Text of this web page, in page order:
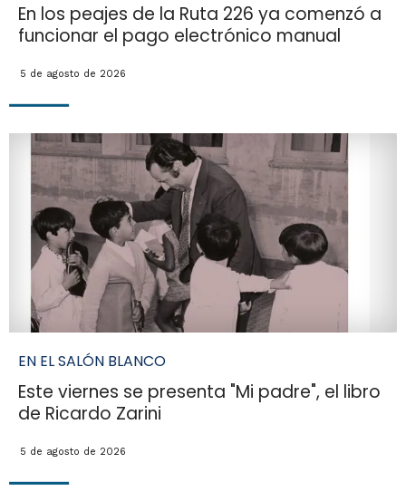
En los peajes de la Ruta 226 ya comenzó a
funcionar el pago electrónico manual
5 de agosto de 2026
EN EL SALÓN BLANCO
Este viernes se presenta "Mi padre", el libro
de Ricardo Zarini
5 de agosto de 2026